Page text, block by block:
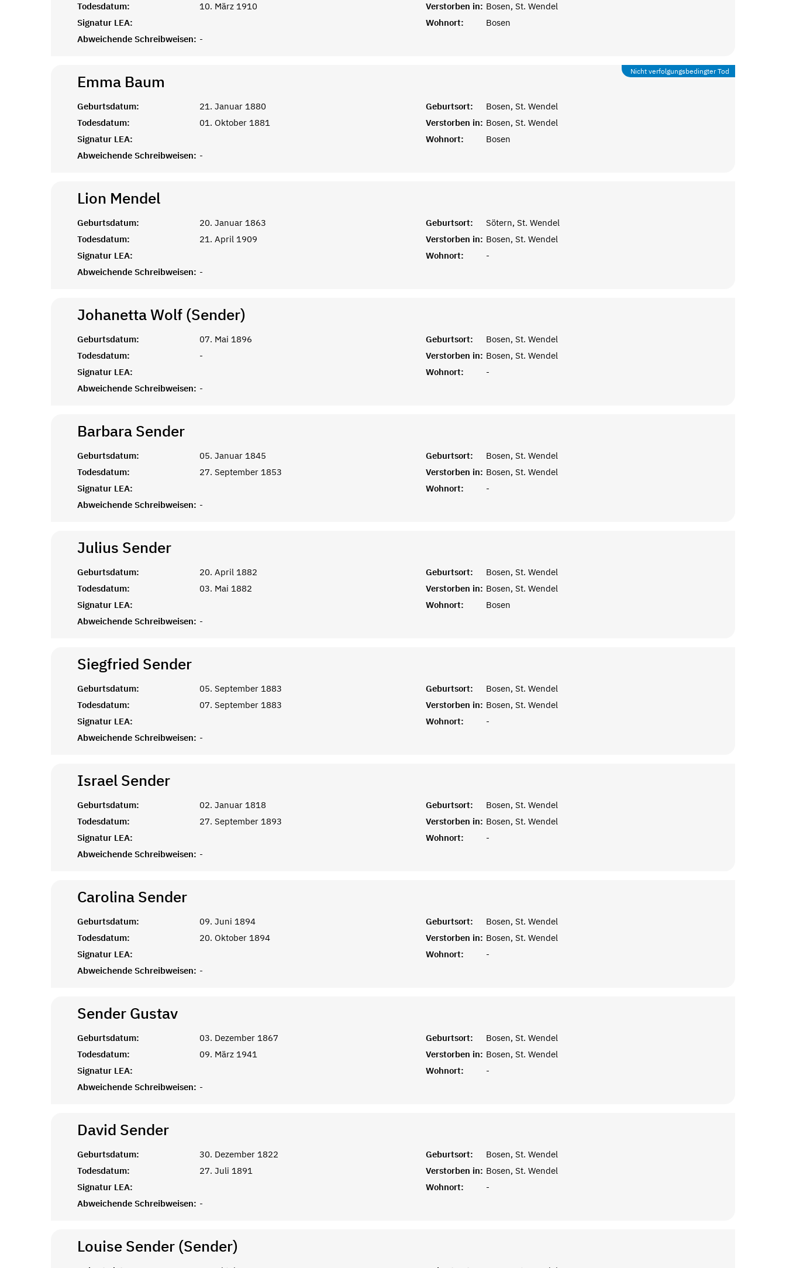
Todesdatum:
10. März 1910 Verstorben in: Bosen, St. Wendel
Signatur LEA:
Wohnort:
Bosen
Abweichende Schreibweisen: -
Nicht verfolgungsbedingter Tod
Emma Baum
Geburtsdatum: 21. Januar 1880 Geburtsort:
Bosen, St. Wendel
Todesdatum:
01. Oktober 1881 Verstorben in: Bosen, St. Wendel
Signatur LEA:
Wohnort:
Bosen
Abweichende Schreibweisen: -
Lion Mendel
Geburtsdatum: 20. Januar 1863 Geburtsort:
Sötern, St. Wendel
Todesdatum:
21. April 1909 Verstorben in: Bosen, St. Wendel
Signatur LEA:
Wohnort:
-
Abweichende Schreibweisen: -
Johanetta Wolf (Sender)
Geburtsdatum: 07. Mai 1896 Geburtsort:
Bosen, St. Wendel
Todesdatum:
- Verstorben in: Bosen, St. Wendel
Signatur LEA:
Wohnort:
-
Abweichende Schreibweisen: -
Barbara Sender
Geburtsdatum: 05. Januar 1845 Geburtsort:
Bosen, St. Wendel
Todesdatum:
27. September 1853 Verstorben in: Bosen, St. Wendel
Signatur LEA:
Wohnort:
-
Abweichende Schreibweisen: -
Julius Sender
Geburtsdatum: 20. April 1882 Geburtsort:
Bosen, St. Wendel
Todesdatum:
03. Mai 1882 Verstorben in: Bosen, St. Wendel
Signatur LEA:
Wohnort:
Bosen
Abweichende Schreibweisen: -
Siegfried Sender
Geburtsdatum: 05. September 1883 Geburtsort:
Bosen, St. Wendel
Todesdatum:
07. September 1883 Verstorben in: Bosen, St. Wendel
Signatur LEA:
Wohnort:
-
Abweichende Schreibweisen: -
Israel Sender
Geburtsdatum: 02. Januar 1818 Geburtsort:
Bosen, St. Wendel
Todesdatum:
27. September 1893 Verstorben in: Bosen, St. Wendel
Signatur LEA:
Wohnort:
-
Abweichende Schreibweisen: -
Carolina Sender
Geburtsdatum: 09. Juni 1894 Geburtsort:
Bosen, St. Wendel
Todesdatum:
20. Oktober 1894 Verstorben in: Bosen, St. Wendel
Signatur LEA:
Wohnort:
-
Abweichende Schreibweisen: -
Sender Gustav
Geburtsdatum: 03. Dezember 1867 Geburtsort:
Bosen, St. Wendel
Todesdatum:
09. März 1941 Verstorben in: Bosen, St. Wendel
Signatur LEA:
Wohnort:
-
Abweichende Schreibweisen: -
David Sender
Geburtsdatum: 30. Dezember 1822 Geburtsort:
Bosen, St. Wendel
Todesdatum:
27. Juli 1891 Verstorben in: Bosen, St. Wendel
Signatur LEA:
Wohnort:
-
Abweichende Schreibweisen: -
Louise Sender (Sender)